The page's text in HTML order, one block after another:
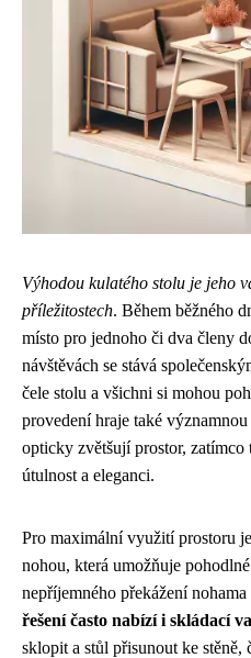
Výhodou kulatého stolu je jeho
příležitostech. Během běžného
místo pro jednoho či dva členy
návštěvách se stává
čele stolu a všichni si mohou
provedení hraje také
opticky zvětšují prostor,
útulnost a eleganci.
Pro maximální využití prostoru
nohou, která umožňuje
nepříjemného překážení nohama
řešení často nabízí i skládací
sklopit a stůl přisunout ke stěně,